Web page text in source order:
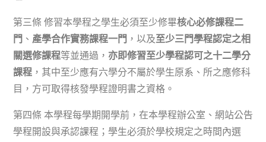
第三條 修習本學程之學生必須至少修畢核心必修課程二
門 、 產學合作實務課程一門 ，以及至少三門學程認定之相
關選修課程等並通過， 亦即修習至少學程認可之十二學分
課程 ， 其中至少應有六學分不屬於學生原系、所之應修科
目 ，方可取得核發學程證明書之資格。
第四條 本學程每學期開學前，在本學程辦公室、網站公告
學程開設與承認課程；學生必須於學校規定之時間內選